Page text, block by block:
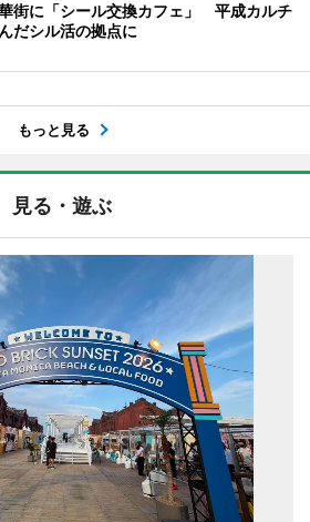
街に「シール交換カフェ」 平成カルチ
だシル活の拠点に
もっと見る
見る・遊ぶ